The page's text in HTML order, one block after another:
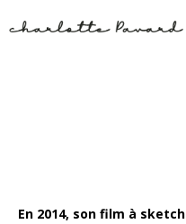
En 2014, son film à sketch